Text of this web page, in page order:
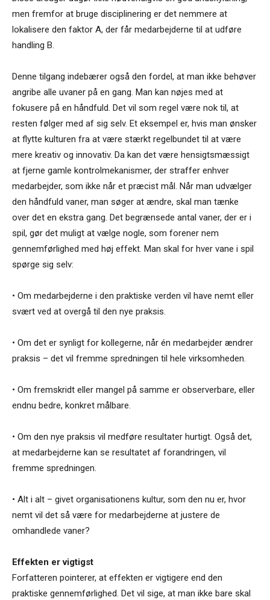
men fremfor at bruge disciplinering er det nemmere at
lokalisere den faktor A, der får medarbejderne til at udføre
handling B.
Denne tilgang indebærer også den fordel, at man ikke behøver
angribe alle uvaner på en gang. Man kan nøjes med at
fokusere på en håndfuld. Det vil som regel være nok til, at
resten følger med af sig selv. Et eksempel er, hvis man ønsker
at flytte kulturen fra at være stærkt regelbundet til at være
mere kreativ og innovativ. Da kan det være hensigtsmæssigt
at fjerne gamle kontrolmekanismer, der straffer enhver
medarbejder, som ikke når et præcist mål. Når man udvælger
den håndfuld vaner, man søger at ændre, skal man tænke
over det en ekstra gang. Det begrænsede antal vaner, der er i
spil, gør det muligt at vælge nogle, som forener nem
gennemførlighed med høj effekt. Man skal for hver vane i spil
spørge sig selv:
• Om medarbejderne i den praktiske verden vil have nemt eller
svært ved at overgå til den nye praksis.
• Om det er synligt for kollegerne, når én medarbejder ændrer
praksis – det vil fremme spredningen til hele virksomheden.
• Om fremskridt eller mangel på samme er observerbare, eller
endnu bedre, konkret målbare.
• Om den nye praksis vil medføre resultater hurtigt. Også det,
at medarbejderne kan se resultatet af forandringen, vil
fremme spredningen.
• Alt i alt – givet organisationens kultur, som den nu er, hvor
nemt vil det så være for medarbejderne at justere de
omhandlede vaner?
Effekten er vigtigst
Forfatteren pointerer, at effekten er vigtigere end den
praktiske gennemførlighed. Det vil sige, at man ikke bare skal